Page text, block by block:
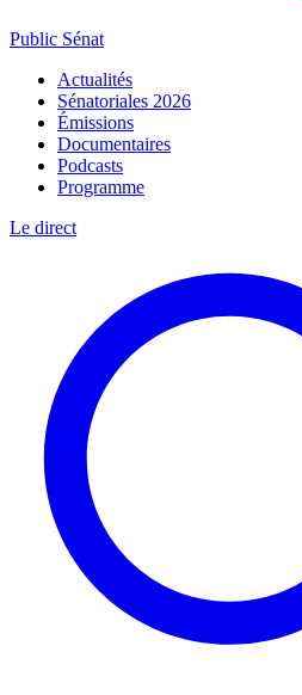
Public Sénat
Actualités
Sénatoriales 2026
Émissions
Documentaires
Podcasts
Programme
Le direct